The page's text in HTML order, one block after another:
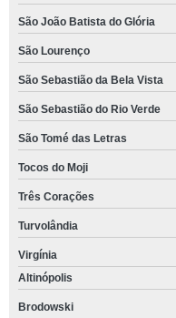
São João Batista do Glória
São Lourenço
São Sebastião da Bela Vista
São Sebastião do Rio Verde
São Tomé das Letras
Tocos do Moji
Três Corações
Turvolândia
Virgínia
Altinópolis
Brodowski